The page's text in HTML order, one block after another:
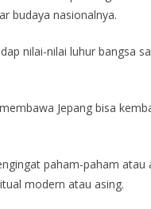
budaya nasionalnya.
nilai-nilai luhur bangsa
Jepang bisa
paham-paham
modern atau asing.